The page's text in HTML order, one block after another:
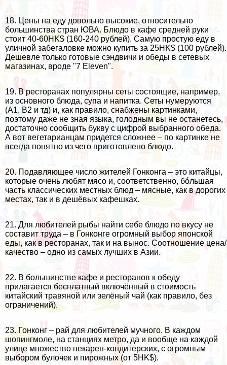
18. Цены на еду довольно высокие, относительно
большинства стран ЮВА. Блюдо в кафе средней руки
стоит 40-60HK$ (160-240 рублей). Самую простую еду в
уличной забегаловке можно купить за 25HK$ (100 рублей).
Дешевле только готовые сэндвичи и обеды в сетевых
магазинах, вроде "7 Eleven".
19. В ресторанах популярны сеты состоящие, например,
из основного блюда, супа и напитка. Сеты нумеруются
(А1, B2 и тд) и, как правило, снабжены картинками,
поэтому даже не зная языка, голодным вы не останетесь,
достаточно сообщить букву с цифрой выбранного обеда.
А вот вегетарианцам придется сложнее – по картинке не
всегда понятно из чего приготовлено блюдо.
20. Подавляющее число жителей Гонконга – это китайцы,
которые очень любят мясо и, соответственно, бóльшая
часть классических местных блюд – мясные, как в дорогих
местах, так и в дешёвых кафешках.
21. Для любителей рыбы найти себе блюдо по вкусу не
составит труда – в Гонконге огромный выбор японской
еды, как в ресторанах, так и на вынос. Соотношение цена/
качество – одно из самых лучших в Азии.
22. В большинстве кафе и ресторанов к обеду
прилагаетсябесплатный включённый в стоимость
китайский травяной или зелёный чай (как правило, без
ограничений).
23. Гонконг – рай для любителей мучного. В каждом
шопингмоле, на станциях метро, да и вообще на каждой
улице множество пекарен-кондитерских, с огромным
выбором булочек и пирожных (от 5HK$).